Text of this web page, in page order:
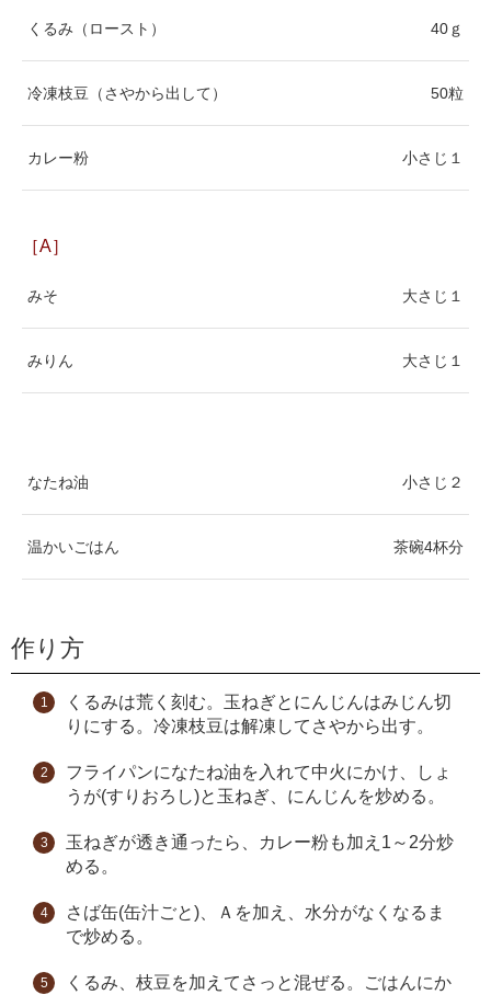
くるみ（ロースト） 40ｇ
冷凍枝豆（さやから出して） 50粒
カレー粉 小さじ１
［A］
みそ 大さじ１
みりん 大さじ１
なたね油 小さじ２
温かいごはん 茶碗4杯分
作り方
くるみは荒く刻む。玉ねぎとにんじんはみじん切
りにする。冷凍枝豆は解凍してさやから出す。
フライパンになたね油を入れて中火にかけ、しょ
うが(すりおろし)と玉ねぎ、にんじんを炒める。
玉ねぎが透き通ったら、カレー粉も加え1～2分炒
める。
さば缶(缶汁ごと)、Ａを加え、水分がなくなるま
で炒める。
くるみ、枝豆を加えてさっと混ぜる。ごはんにか